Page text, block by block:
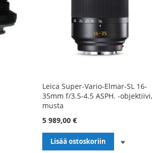
TOIVELISTALLE
Leica Super-Vario-Elmar-SL 16-
35mm f/3.5-4.5 ASPH. -objektiivi,
musta
5 989,00 €
Lisää ostoskoriin